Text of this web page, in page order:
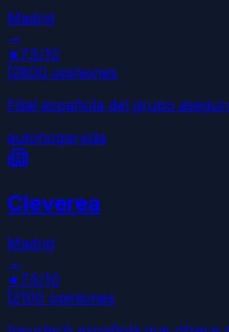
Madrid
→
★7.5/10
2800 opiniones
Filial española del grupo
autohogarvida
Cleverea
Madrid
→
★7.5/10
2100 opiniones